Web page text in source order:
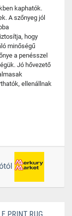
kaphatók.
A szőnyeg jól
hogy
minőségű
a penésszel
Jó hővezető
ellenállnak